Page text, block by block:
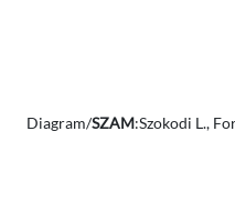
Diagram/SZAM:Szokodi L.,